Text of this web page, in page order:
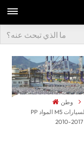
وطن
PP المواد M5 نمط طقم كامل الجسم لسيارات BMW 5 Series F10